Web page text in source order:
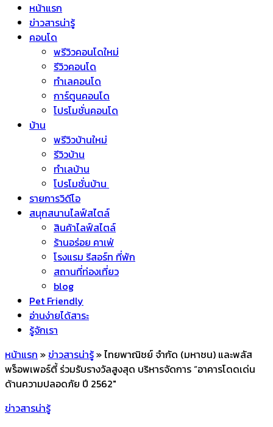
หน้าแรก
ข่าวสารน่ารู้
คอนโด
พรีวิวคอนโดใหม่
รีวิวคอนโด
ทำเลคอนโด
การ์ตูนคอนโด
โปรโมชั่นคอนโด
บ้าน
พรีวิวบ้านใหม่
รีวิวบ้าน
ทำเลบ้าน
โปรโมชั่นบ้าน
รายการวิดีโอ
สนุกสนานไลฟ์สไตล์
สินค้าไลฟ์สไตล์
ร้านอร่อย คาเฟ่
โรงแรม รีสอร์ท ที่พัก
สถานที่ท่องเที่ยว
blog
Pet Friendly
อ่านง่ายได้สาระ
รู้จักเรา
หน้าแรก »ข่าวสารน่ารู้»ไทยพาณิชย์ จำกัด (มหาชน) และพลัส
พร็อพเพอร์ตี้ ร่วมรับรางวัลสูงสุด บริหารจัดการ “อาคารโดดเด่น
ด้านความปลอดภัย ปี 2562″
ข่าวสารน่ารู้